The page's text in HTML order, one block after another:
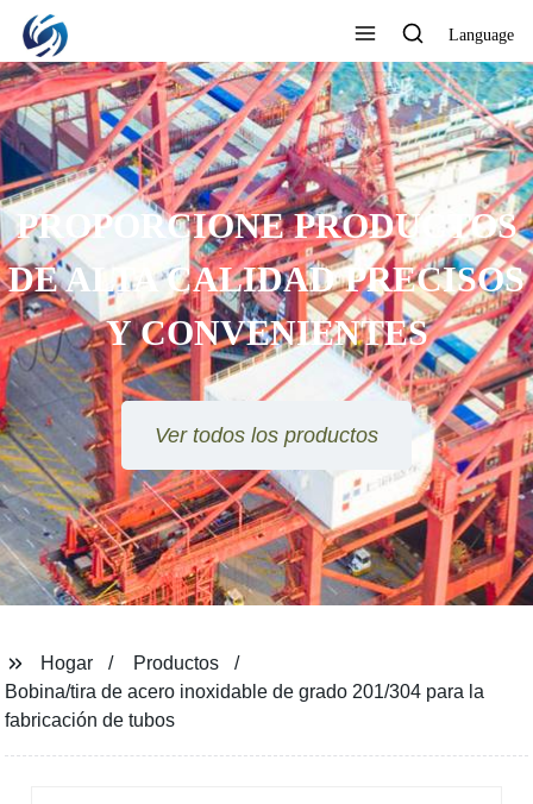
Language
PROPORCIONE PRODUCTOS
DE ALTA CALIDAD PRECISOS
Y CONVENIENTES
Ver todos los productos
Hogar
Productos
Bobina/tira de acero inoxidable de grado 201/304 para la
fabricación de tubos